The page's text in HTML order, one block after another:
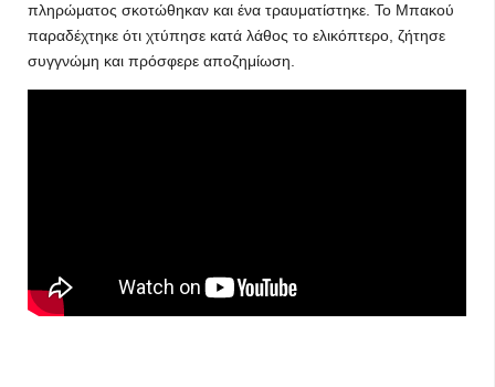
πληρώματος σκοτώθηκαν και ένα τραυματίστηκε. Το Μπακού
παραδέχτηκε ότι χτύπησε κατά λάθος το ελικόπτερο, ζήτησε
συγγνώμη και πρόσφερε αποζημίωση.